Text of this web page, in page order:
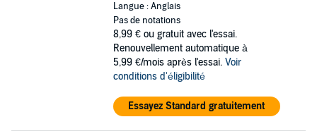
Langue : Anglais
Pas de notations
8,99 € ou gratuit avec l'essai.
Renouvellement automatique à
5,99 €/mois après l'essai. Voir
conditions d'éligibilité
Essayez Standard gratuitement